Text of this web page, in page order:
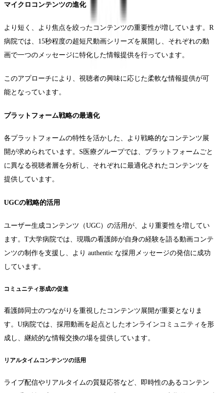
マイクロコンテンツの進化
より短く、より焦点を絞ったコンテンツの重要性が増しています。R
病院では、15秒程度の超短尺動画シリーズを展開し、それぞれの動
画で一つのメッセージに特化した情報提供を行っています。
このアプローチにより、視聴者の興味に応じた柔軟な情報提供が可
能となっています。
プラットフォーム戦略の最適化
各プラットフォームの特性を活かした、より戦略的なコンテンツ展
開が求められています。S医療グループでは、プラットフォームごと
に異なる視聴者層を分析し、それぞれに最適化されたコンテンツを
提供しています。
UGCの戦略的活用
ユーザー生成コンテンツ（UGC）の活用が、より重要性を増してい
ます。T大学病院では、現職の看護師が自身の経験を語る動画コンテ
ンツの制作を支援し、より authentic な採用メッセージの発信に成功
しています。
コミュニティ形成の促進
看護師同士のつながりを重視したコンテンツ展開が重要となりま
す。U病院では、採用動画を起点としたオンラインコミュニティを形
成し、継続的な情報交換の場を提供しています。
リアルタイムコンテンツの活用
ライブ配信やリアルタイムの質疑応答など、即時性のあるコンテン